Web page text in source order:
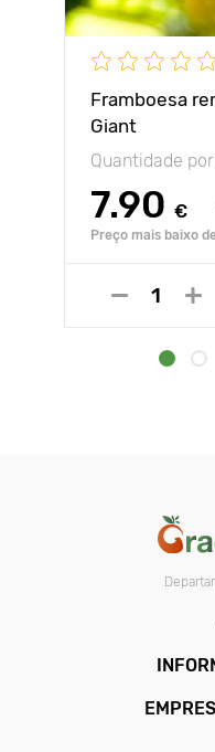
Framboesa
Giant
Quantidade
7.90 €
Preço mais baixo